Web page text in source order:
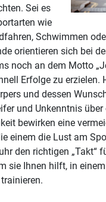
Sei es
wie
Schwimmen
orientieren sich bei
noch an dem Motto
Erfolge zu erzielen.
und dessen
und Unkenntnis über
bewirken eine
einem die Lust am
den richtigen „Takt“
sie Ihnen hilft, in